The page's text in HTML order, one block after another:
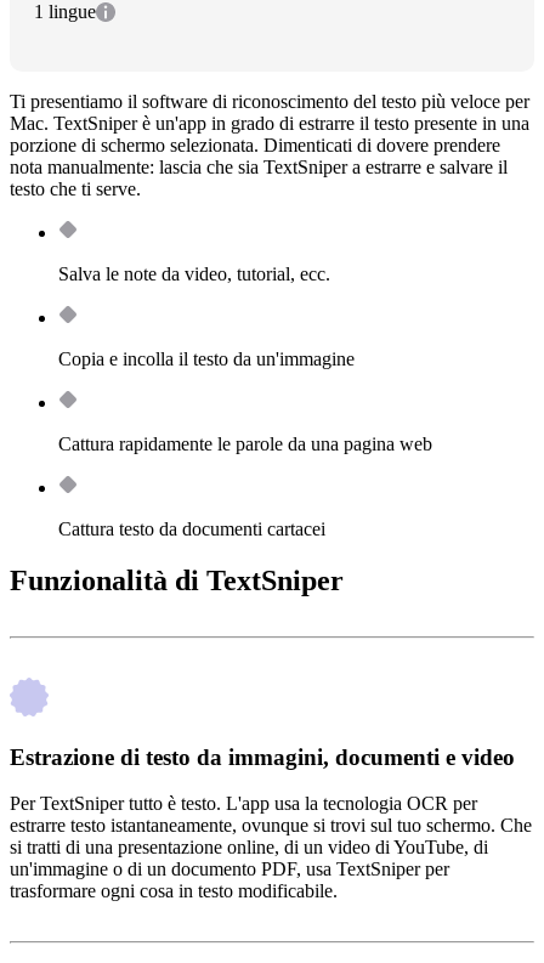
1 lingue
Ti presentiamo il software di riconoscimento del testo più veloce per
Mac. TextSniper è un'app in grado di estrarre il testo presente in una
porzione di schermo selezionata. Dimenticati di dovere prendere
nota manualmente: lascia che sia TextSniper a estrarre e salvare il
testo che ti serve.
Salva le note da video, tutorial, ecc.
Copia e incolla il testo da un'immagine
Cattura rapidamente le parole da una pagina web
Cattura testo da documenti cartacei
Funzionalità di TextSniper
Estrazione di testo da immagini, documenti e video
Per TextSniper tutto è testo. L'app usa la tecnologia OCR per
estrarre testo istantaneamente, ovunque si trovi sul tuo schermo. Che
si tratti di una presentazione online, di un video di YouTube, di
un'immagine o di un documento PDF, usa TextSniper per
trasformare ogni cosa in testo modificabile.